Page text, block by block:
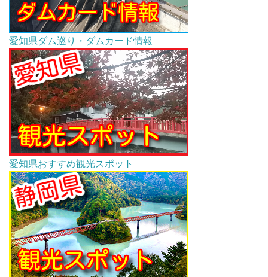
愛知県ダム巡り・ダムカード情報
愛知県おすすめ観光スポット